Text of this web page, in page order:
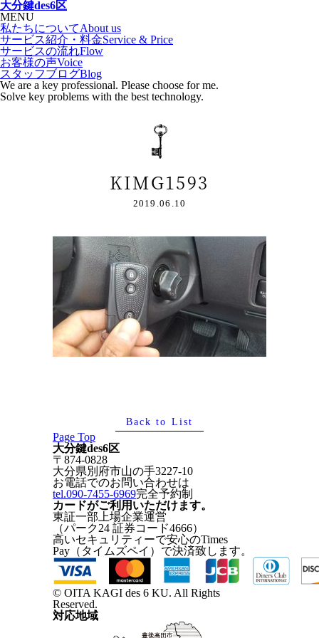
大分鍵des6区
MENU
私たちについてAbout us
サービス紹介・料金Service & Price
サービスの流れFlow
お客様の声Voice
スタッフブログBlog
We are a key professional. Please choose for me.
Solve key problems with the best technology.
KIMG1593
2019.06.10
Back to List
Page Top
大分鍵des6区
〒874-0828
大分県別府市山の手3227-10
お電話でのお問い合わせは
tel.090-7455-6969完全予約制
カードがご利用いただけます。
東証一部上場企業運営
（パーク24 証券コード4666）
高いセキュリティーで安心のTimes
Pay（タイムズペイ）で決済致します。
© OITA KAGI des 6 KU. All Rights
Reserved.
対応地域